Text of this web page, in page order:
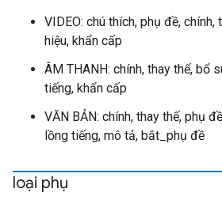
VIDEO: chú thích, phụ đề, chính,
hiệu, khẩn cấp
ÂM THANH: chính, thay thế, bổ
tiếng, khẩn cấp
VĂN BẢN: chính, thay thế, phụ
lồng tiếng, mô tả, bắt_phụ đề
loại phụ